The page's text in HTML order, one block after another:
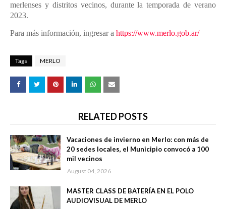
merlenses y distritos vecinos, durante la temporada de verano
2023.
Para más información, ingresar a https://www.merlo.gob.ar/
Tags MERLO
RELATED POSTS
Vacaciones de invierno en Merlo: con más de
20 sedes locales, el Municipio convocó a 100
mil vecinos
August 04, 2026
MASTER CLASS DE BATERÍA EN EL POLO
AUDIOVISUAL DE MERLO